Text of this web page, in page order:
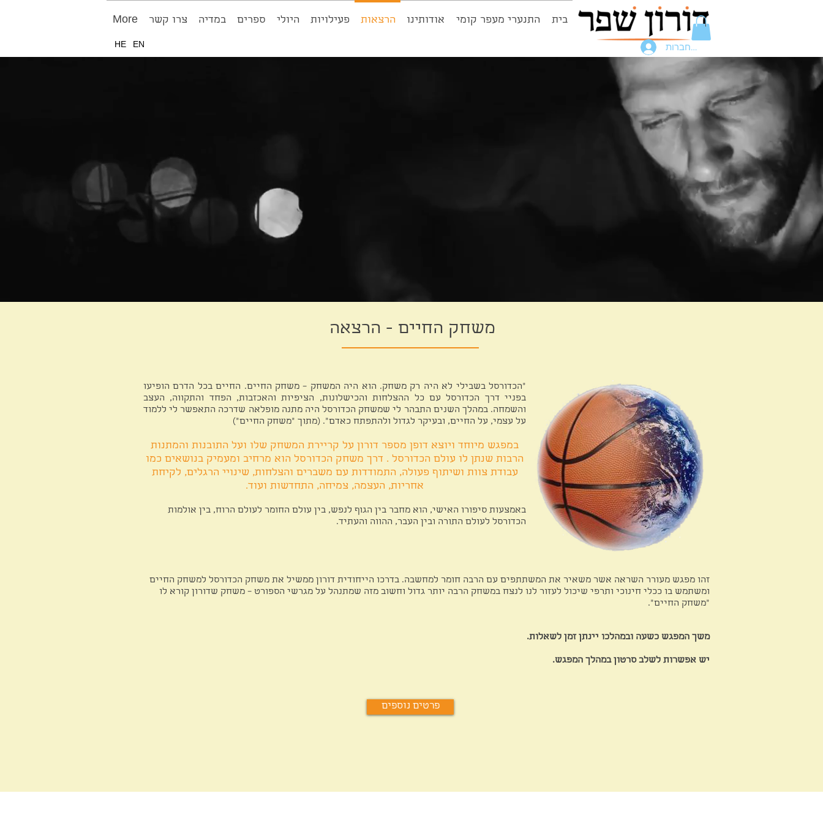
בית התנערי מעפר קומי אודותינו הרצאות פעילויות היולי ספרים במדיה צרו קשר More
HE EN להתחברות
משחק החיים - הרצאה
"הכדורסל בשבילי לא היה רק משחק. הוא היה המשחק – משחק החיים. החיים בכל הדרם הופיעו
בפניי דרך הכדורסל עם כל ההצלחות והכישלונות, הציפיות והאכזבות, הפחד והתקווה, העצב
והשמחה. במהלך השנים התבהר לי שמשחק הכדורסל היה מתנה מופלאה שדרכה התאפשר לי ללמוד
על עצמי, על החיים, ובעיקר לגדול ולהתפתח כאדם". (מתוך "משחק החיים")
במפגש מיוחד ויוצא דופן מספר דורון על קריירת המשחק שלו ועל התובנות והמתנות
הרבות שנתן לו עולם הכדורסל . דרך משחק הכדורסל הוא מרחיב ומעמיק בנושאים כמו
עבודת צוות ושיתוף פעולה, התמודדות עם משברים והצלחות, שינויי הרגלים, לקיחת
אחריות, העצמה, צמיחה, התחדשות ועוד.
באמצעות סיפורו האישי, הוא מחבר בין הגוף לנפש, בין עולם החומר לעולם הרוח, בין אולמות
הכדורסל לעולם התורה ובין העבר, ההווה והעתיד.
זהו מפגש מעורר השראה אשר משאיר את המשתתפים עם הרבה חומר למחשבה. בדרכו הייחודית דורון ממשיל את משחק הכדורסל למשחק החיים
ומשתמש בו ככלי חינוכי ותרפי שיכול לעזור לנו לנצח במשחק הרבה יותר גדול וחשוב מזה שמתנהל על מגרשי הספורט – משחק שדורון קורא לו
"משחק החיים".
משך המפגש כשעה ובמהלכו יינתן זמן לשאלות.
יש אפשרות לשלב סרטון במהלך המפגש.
פרטים נוספים